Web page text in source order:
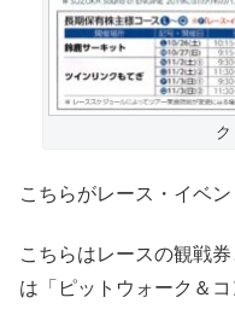
こちらがレース・イベ
こちらはレースの観戦
は「ピットウォーク＆